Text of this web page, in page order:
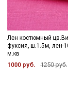
Лен костюмный
фуксия, ш.1.5м, лен-
м.кв
1000 руб. 1250 руб.